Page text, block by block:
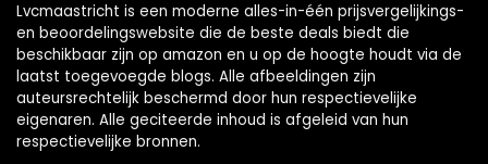
Lvcmaastricht is een moderne alles-in-één prijsvergelijkings-
en beoordelingswebsite die de beste deals biedt die
beschikbaar zijn op amazon en u op de hoogte houdt via de
laatst toegevoegde blogs. Alle afbeeldingen zijn
auteursrechtelijk beschermd door hun respectievelijke
eigenaren. Alle geciteerde inhoud is afgeleid van hun
respectievelijke bronnen.